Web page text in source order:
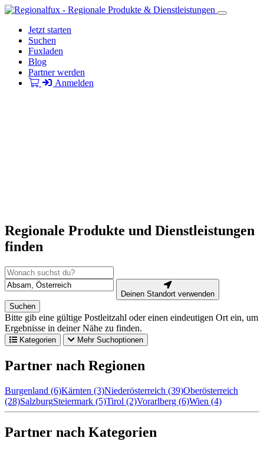
Jetzt starten
Suchen
Fuxladen
Blog
Partner werden
Anmelden
Regionale Produkte und Dienstleistungen
finden
Deinen Standort verwenden
Suchen
Bitte gib eine gültige Postleitzahl oder einen eindeutigen Ort ein, um
Ergebnisse in deiner Nähe zu finden.
Kategorien Mehr Suchoptionen
Partner nach Regionen
Burgenland (6)Kärnten (3)Niederösterreich (39)Oberösterreich
(28)SalzburgSteiermark (5)Tirol (2)Vorarlberg (6)Wien (4)
Partner nach Kategorien